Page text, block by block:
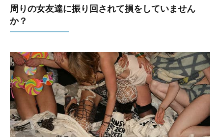
周りの女友達に振り回されて損をしていません
か？